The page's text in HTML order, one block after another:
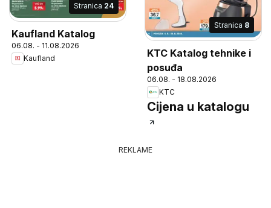
Stranica 24
Kaufland Katalog
06.08. - 11.08.2026
Kaufland
Stranica 8
KTC Katalog tehnike i
posuđa
06.08. - 18.08.2026
KTC
Cijena u katalogu
REKLAME